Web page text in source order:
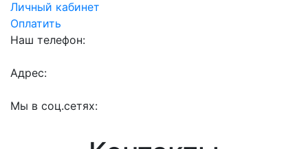
Личный кабинет
Оплатить
Наш телефон:
Адрес:
Мы в соц.сетях: